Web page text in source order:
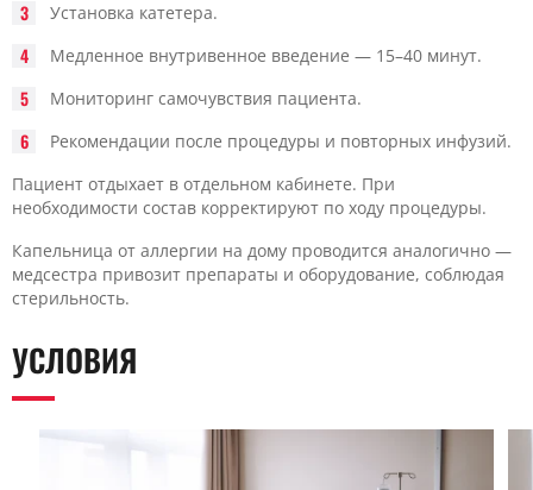
Установка катетера.
Медленное внутривенное введение — 15–40 минут.
Мониторинг самочувствия пациента.
Рекомендации после процедуры и повторных инфузий.
Пациент отдыхает в отдельном кабинете. При
необходимости состав корректируют по ходу процедуры.
Капельница от аллергии на дому проводится аналогично —
медсестра привозит препараты и оборудование, соблюдая
стерильность.
УСЛОВИЯ